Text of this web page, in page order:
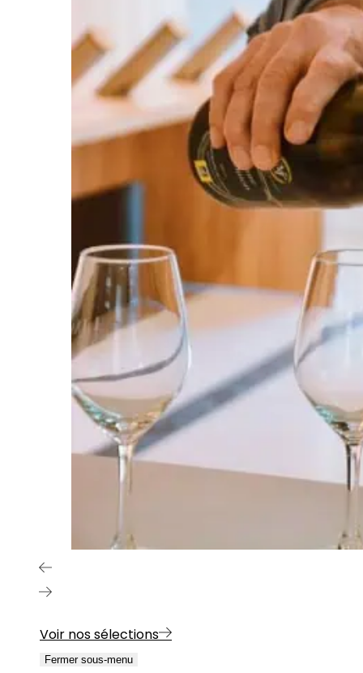
Voir nos sélections
Fermer sous-menu